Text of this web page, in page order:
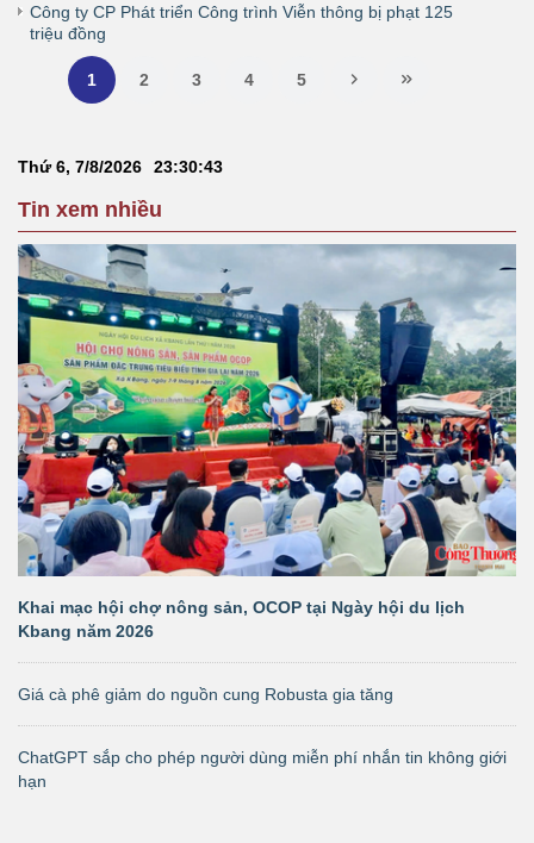
Công ty CP Phát triển Công trình Viễn thông bị phạt 125
triệu đồng
1 2 3 4 5
Thứ 6, 7/8/2026 23:30:43
Tin xem nhiều
Khai mạc hội chợ nông sản, OCOP tại Ngày hội du lịch
Kbang năm 2026
Giá cà phê giảm do nguồn cung Robusta gia tăng
ChatGPT sắp cho phép người dùng miễn phí nhắn tin không giới
hạn